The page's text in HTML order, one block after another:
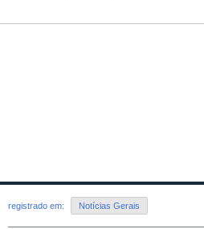
registrado em: Notícias Gerais